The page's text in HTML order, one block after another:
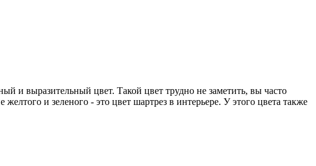
и выразительный цвет. Такой цвет трудно не заметить, вы часто
и зеленого - это цвет шартрез в интерьере. У этого цвета также